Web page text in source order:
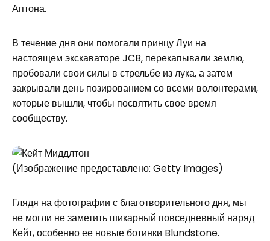
Аптона.
В течение дня они помогали принцу Луи на
настоящем экскаваторе JCB, перекапывали землю,
пробовали свои силы в стрельбе из лука, а затем
закрывали день позированием со всеми волонтерами,
которые вышли, чтобы посвятить свое время
сообществу.
(Изображение предоставлено: Getty Images)
Глядя на фотографии с благотворительного дня, мы
не могли не заметить шикарный повседневный наряд
Кейт, особенно ее новые ботинки Blundstone.